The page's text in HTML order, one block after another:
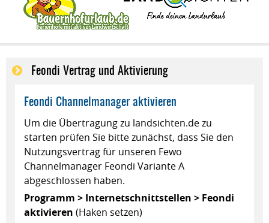
Feondi Vertrag und Aktivierung
Feondi Channelmanager aktivieren
Um die Übertragung zu landsichten.de zu
starten prüfen Sie bitte zunächst, dass Sie den
Nutzungsvertrag für unseren Fewo
Channelmanager Feondi Variante A
abgeschlossen haben.
Programm > Internetschnittstellen > Feondi
aktivieren (Haken setzen)